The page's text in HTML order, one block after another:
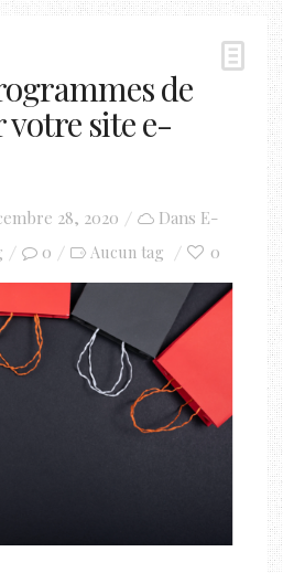
de
site e-
28, 2020 Dans E-
0 Aucun tag 0